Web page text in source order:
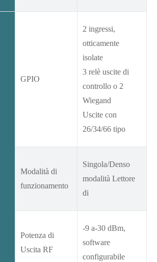
GPIO
2 ingressi,
otticamente
isolate
3 relè uscite di
controllo o 2
Wiegand
Uscite con
26/34/66 tipo
Modalità di
funzionamento
Singola/Denso
modalità Lettore
di
Potenza di
Uscita RF
-9 a-30 dBm,
software
configurabile